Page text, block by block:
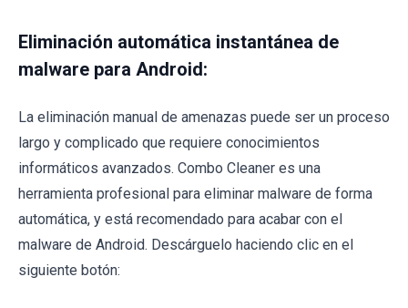
Eliminación automática instantánea de
malware para Android:
La eliminación manual de amenazas puede ser un proceso
largo y complicado que requiere conocimientos
informáticos avanzados. Combo Cleaner es una
herramienta profesional para eliminar malware de forma
automática, y está recomendado para acabar con el
malware de Android. Descárguelo haciendo clic en el
siguiente botón: